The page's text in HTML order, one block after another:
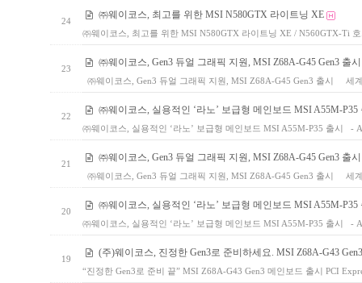
24
㈜웨이코스, 최고를 위한 MSI N580GTX 라이트닝 XE
㈜웨이코스, 최고를 위한 MSI N580GTX 라이트닝 XE / N560GTX-Ti
23
㈜웨이코스, Gen3 듀얼 그래픽 지원, MSI Z68A-G45 Gen3 출시
㈜웨이코스, Gen3 듀얼 그래픽 지원, MSI Z68A-G45 Gen3 출시 세
22
㈜웨이코스, 실용적인 ‘라노’ 보급형 메인보드 MSI A55M-P35
㈜웨이코스, 실용적인 ‘라노’ 보급형 메인보드 MSI A55M-P35 출시
21
㈜웨이코스, Gen3 듀얼 그래픽 지원, MSI Z68A-G45 Gen3 출시
㈜웨이코스, Gen3 듀얼 그래픽 지원, MSI Z68A-G45 Gen3 출시 세
20
㈜웨이코스, 실용적인 ‘라노’ 보급형 메인보드 MSI A55M-P35
㈜웨이코스, 실용적인 ‘라노’ 보급형 메인보드 MSI A55M-P35 출시
19
(주)웨이코스, 진정한 Gen3로 준비하세요. MSI Z68A-G43
“진정한 Gen3로 준비 끝” MSI Z68A-G43 Gen3 메인보드 출시 PCI